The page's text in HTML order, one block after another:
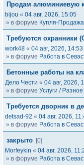
Продам алюминиевую
bijou « 04 авг, 2026, 15:05
» в форуме Купля-
Требуются охранники
work48 « 04 авг, 2026, 14:53
» в форуме Работа в
Бетонные работы на
Дело Чести « 04 авг, 2026,
» в форуме Услуги / Разное
Требуется дворник в
detsad-92 « 04 авг, 2026,
» в форуме Работа в
закрыто [0]
Morfeykin « 04 авг, 2026,
» в форуме Работа в